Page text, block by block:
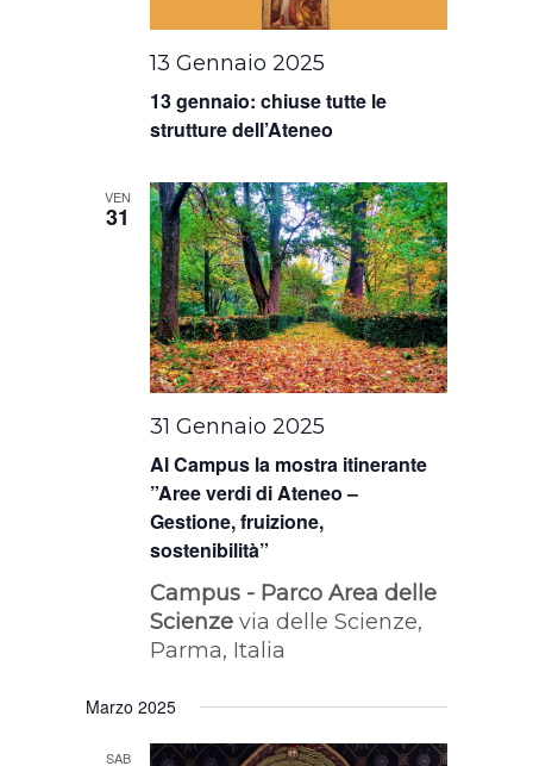
13 gennaio: chiuse tutte le
strutture dell’Ateneo
13 Gennaio 2025
VEN
31
Al Campus la mostra itinerante
”Aree verdi di Ateneo –
Gestione, fruizione,
sostenibilità”
31 Gennaio 2025
Campus - Parco Area delle
Scienzevia delle Scienze,
Parma, Italia
Marzo 2025
SAB